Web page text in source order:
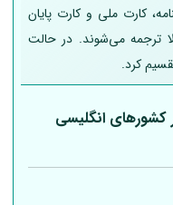
کارت ملی و کارت پایان
ترجمه می‌شوند. در حالت
کرد.
کشورهای انگلیسی